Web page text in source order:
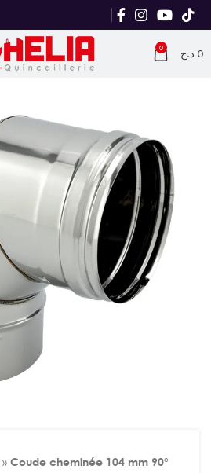
0 0 د.ج
» Coude cheminée 104 mm 90°